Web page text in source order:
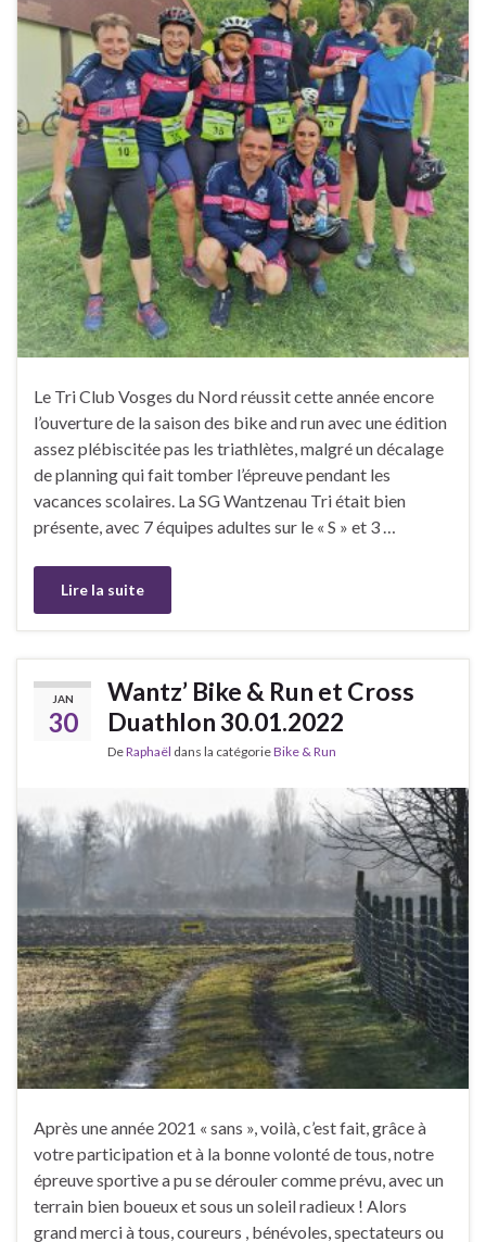
Le Tri Club Vosges du Nord réussit cette année encore
l’ouverture de la saison des bike and run avec une édition
assez plébiscitée pas les triathlètes, malgré un décalage
de planning qui fait tomber l’épreuve pendant les
vacances scolaires. La SG Wantzenau Tri était bien
présente, avec 7 équipes adultes sur le « S » et 3 …
Lire la suite
JAN
30
Wantz’ Bike & Run et Cross
Duathlon 30.01.2022
DeRaphaël dans la catégorieBike & Run
Après une année 2021 « sans », voilà, c’est fait, grâce à
votre participation et à la bonne volonté de tous, notre
épreuve sportive a pu se dérouler comme prévu, avec un
terrain bien boueux et sous un soleil radieux ! Alors
grand merci à tous, coureurs , bénévoles, spectateurs ou